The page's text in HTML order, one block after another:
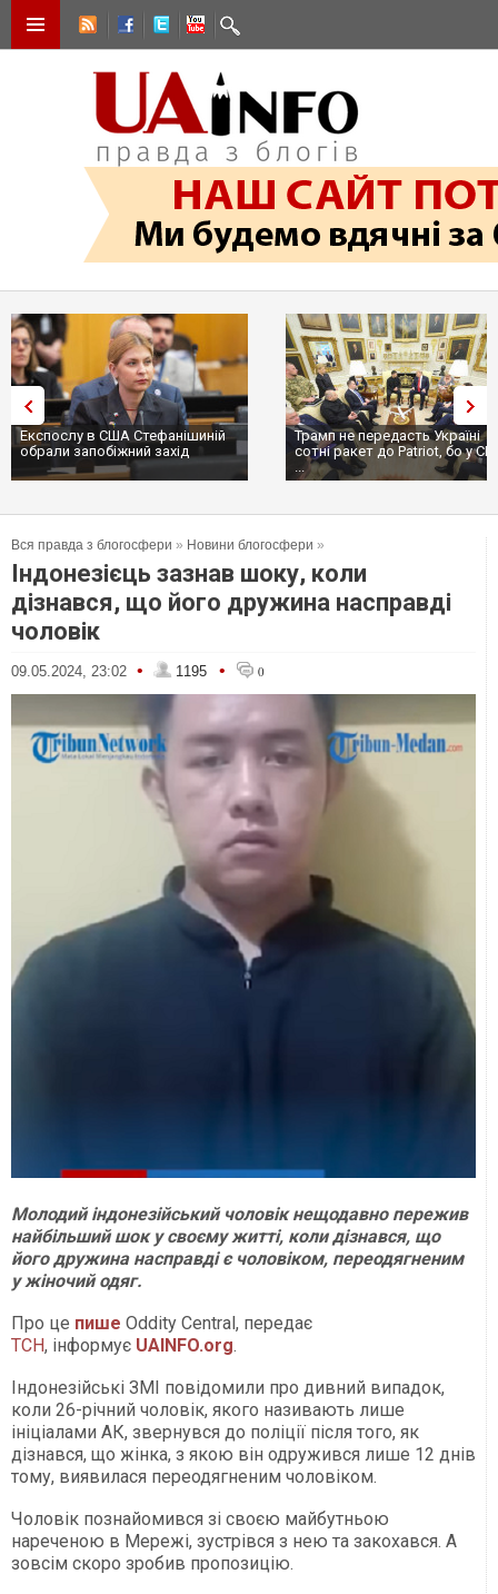
Експослу в США Стефанішиній
обрали запобіжний захід
Трамп не передасть Україні
сотні ракет до Patriot, бо у
...
Вся правда з блогосфери » Новини блогосфери »
Індонезієць зазнав шоку, коли
дізнався, що його дружина насправді
чоловік
09.05.2024, 23:02 • 1195 • 0
Молодий індонезійський чоловік нещодавно пережив
найбільший шок у своєму житті, коли дізнався, що
його дружина насправді є чоловіком, переодягненим
у жіночий одяг.
Про це пише Oddity Central, передає
ТСН, інформує UAINFO.org.
Індонезійські ЗМІ повідомили про дивний випадок,
коли 26-річний чоловік, якого називають лише
ініціалами АК, звернувся до поліції після того, як
дізнався, що жінка, з якою він одружився лише 12 днів
тому, виявилася переодягненим чоловіком.
Чоловік познайомився зі своєю майбутньою
нареченою в Мережі, зустрівся з нею та закохався. А
зовсім скоро зробив пропозицію.